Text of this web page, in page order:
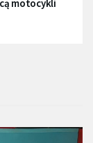
motocykli